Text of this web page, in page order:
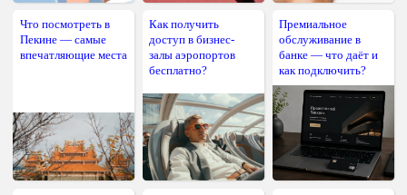
Что посмотреть в
Пекине — самые
впечатляющие места
Как получить
доступ в бизнес-
залы аэропортов
бесплатно?
Премиальное
обслуживание в
банке — что даёт и
как подключить?